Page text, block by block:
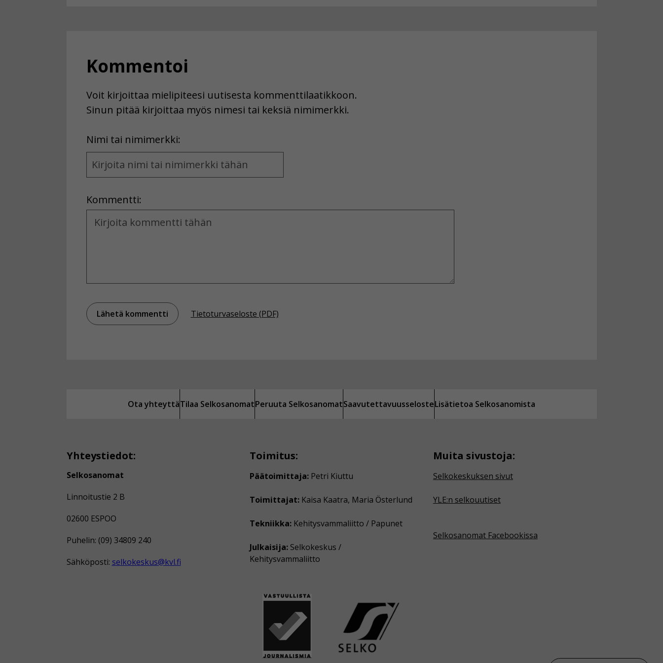
Kommentoi
Voit kirjoittaa mielipiteesi uutisesta kommenttilaatikkoon.
Sinun pitää kirjoittaa myös nimesi tai keksiä nimimerkki.
Nimi tai nimimerkki:
Name
and
Kommentti:
Kommentti
Tietoturvaseloste (PDF)
Ota yhteyttäTilaa SelkosanomatPeruuta SelkosanomatSaavutettavuusselosteLisätietoa Selkosanomista
Yhteystiedot:
Selkosanomat
Linnoitustie 2 B
02600 ESPOO
Puhelin: (09) 34809 240
Sähköposti: selkokeskus@kvl.fi
Toimitus:
Päätoimittaja: Petri Kiuttu
Toimittajat: Kaisa Kaatra, Maria Österlund
Tekniikka: Kehitysvammaliitto / Papunet
Julkaisija: Selkokeskus /
Kehitysvammaliitto
Muita sivustoja:
Selkokeskuksen sivut
YLE:n selkouutiset
Selkosanomat Facebookissa